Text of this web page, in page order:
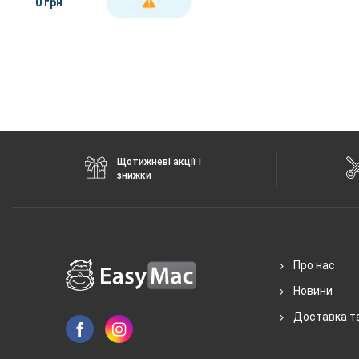
0 грн
ДЕТАЛЬНІШЕ
Щотижневі акції і
знижки
Про нас
Новини
Доставка